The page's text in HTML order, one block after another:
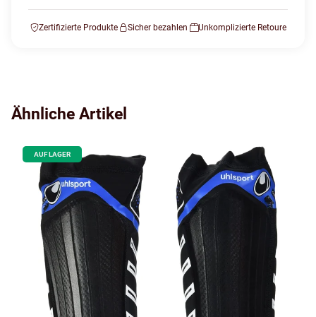
Zertifizierte Produkte Sicher bezahlen Unkomplizierte Retoure
Ähnliche Artikel
AUF LAGER